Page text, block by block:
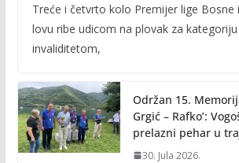
e
b
o
k
itt
er
ai p
n
k
Treće i četvrto kolo Premijer lige Bosne
lovu ribe udicom na plovak za
invaliditetom,
Održan 15.
Grgić – Rafko’:
prelazni pehar u
30. Jula 2026.